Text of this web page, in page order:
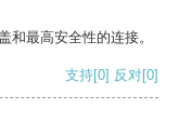
和最高安全性的连接。
支持[0] 反对[0]